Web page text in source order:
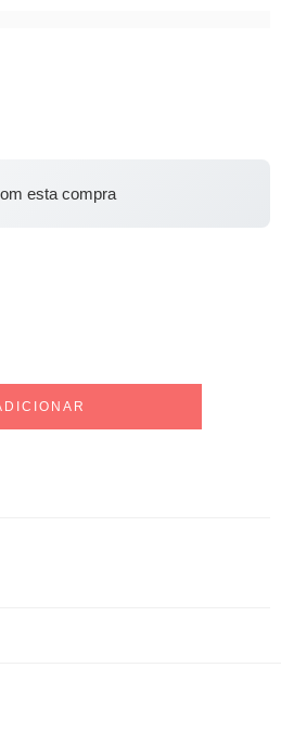
esta compra